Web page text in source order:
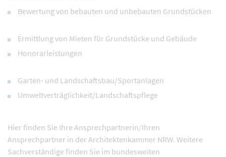
Bewertung von bebauten und unbebauten Grundstücken
Ermittlung von Mieten für Grundstücke und Gebäude
Honorarleistungen
Garten- und Landschaftsbau/Sportanlagen
Umweltverträglichkeit/Landschaftspflege
Hier finden Sie Ihre Ansprechpartnerin/Ihren
Ansprechpartner in der Architektenkammer NRW. Weitere
Sachverständige finden Sie im bundesweiten